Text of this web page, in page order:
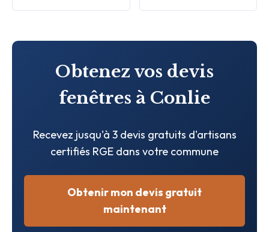
Obtenez vos devis
fenêtres à Conlie
Recevez jusqu'à 3 devis gratuits d'artisans
certifiés RGE dans votre commune
Obtenir mon devis gratuit
maintenant